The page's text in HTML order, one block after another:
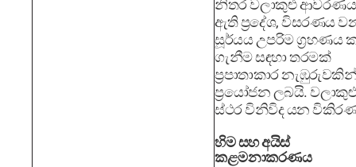
නිතර වලාකුළු
ඇති ප්‍රදේශ, විසරණය
සූර්යය උපරිම ග්‍රහණය
ගැනීම සඳහා තරමක්
ප්‍රපාතාකාර නැඹුරුවකින්
ප්‍රයෝජන ලබයි. වලාකුළු
ස්ථර විනිවිද යන
හිම සහ අයිස්
කළමනාකරණය